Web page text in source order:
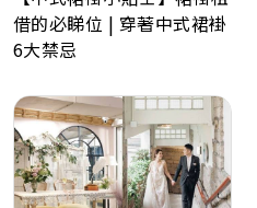
借的必睇位 | 穿著中式裙褂
6大禁忌